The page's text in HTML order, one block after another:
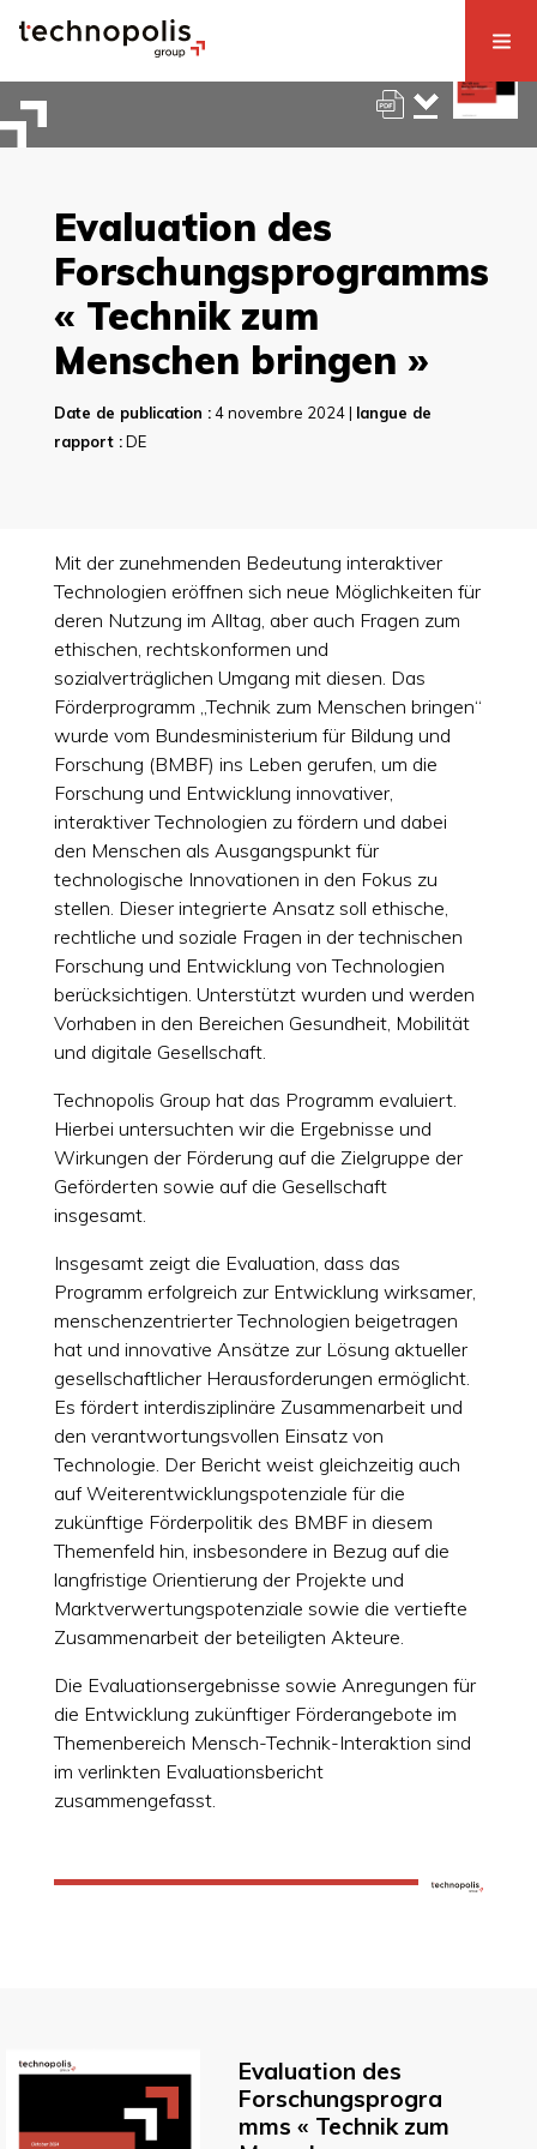
Evaluation des
Forschungsprogramms
« Technik zum
Menschen bringen »
Date de publication :4 novembre 2024 | langue de
rapport :DE
Mit der zunehmenden Bedeutung interaktiver
Technologien eröffnen sich neue Möglichkeiten für
deren Nutzung im Alltag, aber auch Fragen zum
ethischen, rechtskonformen und
sozialverträglichen Umgang mit diesen. Das
Förderprogramm „Technik zum Menschen bringen“
wurde vom Bundesministerium für Bildung und
Forschung (BMBF) ins Leben gerufen, um die
Forschung und Entwicklung innovativer,
interaktiver Technologien zu fördern und dabei
den Menschen als Ausgangspunkt für
technologische Innovationen in den Fokus zu
stellen. Dieser integrierte Ansatz soll ethische,
rechtliche und soziale Fragen in der technischen
Forschung und Entwicklung von Technologien
berücksichtigen. Unterstützt wurden und werden
Vorhaben in den Bereichen Gesundheit, Mobilität
und digitale Gesellschaft.
Technopolis Group hat das Programm evaluiert.
Hierbei untersuchten wir die Ergebnisse und
Wirkungen der Förderung auf die Zielgruppe der
Geförderten sowie auf die Gesellschaft
insgesamt.
Insgesamt zeigt die Evaluation, dass das
Programm erfolgreich zur Entwicklung wirksamer,
menschenzentrierter Technologien beigetragen
hat und innovative Ansätze zur Lösung aktueller
gesellschaftlicher Herausforderungen ermöglicht.
Es fördert interdisziplinäre Zusammenarbeit und
den verantwortungsvollen Einsatz von
Technologie. Der Bericht weist gleichzeitig auch
auf Weiterentwicklungspotenziale für die
zukünftige Förderpolitik des BMBF in diesem
Themenfeld hin, insbesondere in Bezug auf die
langfristige Orientierung der Projekte und
Marktverwertungspotenziale sowie die vertiefte
Zusammenarbeit der beteiligten Akteure.
Die Evaluationsergebnisse sowie Anregungen für
die Entwicklung zukünftiger Förderangebote im
Themenbereich Mensch-Technik-Interaktion sind
im verlinkten Evaluationsbericht
zusammengefasst.
Evaluation des
Forschungsprogra
mms « Technik zum